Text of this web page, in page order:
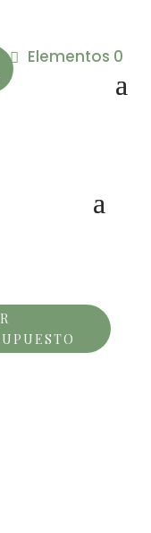
Elementos 0